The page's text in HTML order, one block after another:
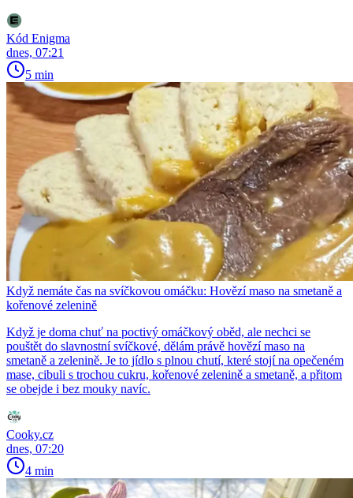
Kód Enigma
dnes, 07:21
5 min
Když nemáte čas na svíčkovou omáčku: Hovězí maso na smetaně a
kořenové zelenině
Když je doma chuť na poctivý omáčkový oběd, ale nechci se
pouštět do slavnostní svíčkové, dělám právě hovězí maso na
smetaně a zelenině. Je to jídlo s plnou chutí, které stojí na opečeném
mase, cibuli s trochou cukru, kořenové zelenině a smetaně, a přitom
se obejde i bez mouky navíc.
Cooky.cz
dnes, 07:20
4 min